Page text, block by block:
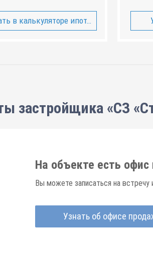
в калькуляторе ипотеки
застройщика «СЗ
На объекте есть
Вы можете записаться на встречу
Узнать об офисе